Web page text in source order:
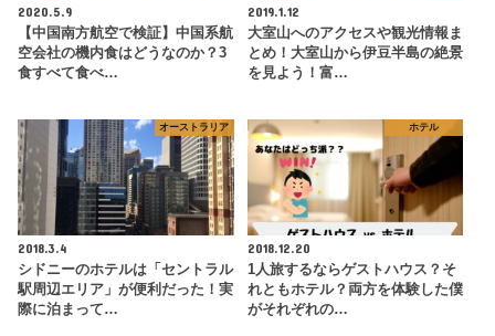
2020.5.9
【中国南方航空で検証】中国系航
空会社の機内食はどうなのか？3
食すべて食べ…
2019.1.12
大室山へのアクセスや観光情報ま
とめ！大室山から伊豆半島の絶景
を見よう！富…
オーストラリア
2018.3.4
シドニーのホテルは「セントラル
駅周辺エリア」が便利だった！実
際に泊まって…
ホテル
2018.12.20
1人旅するならゲストハウス？そ
れともホテル？両方を体験した僕
がそれぞれの…